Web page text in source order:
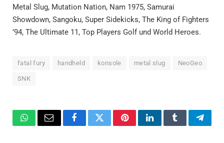
Metal Slug, Mutation Nation, Nam 1975, Samurai
Showdown, Sangoku, Super Sidekicks, The King of Fighters
’94, The Ultimate 11, Top Players Golf und World Heroes.
fatal fury handheld konsole metal slug NeoGeo
SNK
WhatsApp
Email FacebookTwitterPinterestLinkedInTumblr